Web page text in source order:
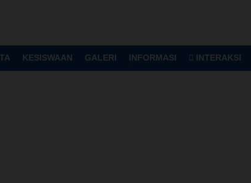
KESISWAAN GALERI INFORMASI INTERAKSI